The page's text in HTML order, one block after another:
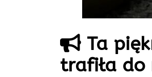
Ta
trafiła do